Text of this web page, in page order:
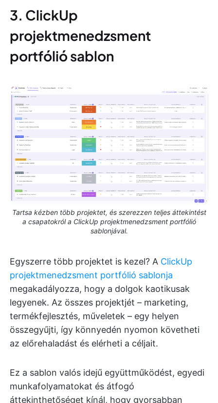
3. ClickUp
projektmenedzsment
portfólió sablon
Tartsa kézben több projektet, és szerezzen teljes áttekintést
a csapatokról a ClickUp projektmenedzsment portfólió
sablonjával.
Egyszerre több projektet is kezel? A ClickUp
projektmenedzsment portfólió sablonja
megakadályozza, hogy a dolgok kaotikusak
legyenek. Az összes projektjét – marketing,
termékfejlesztés, műveletek – egy helyen
összegyűjti, így könnyedén nyomon követheti
az előrehaladást és elérheti a céljait.
Ez a sablon valós idejű együttműködést, egyedi
munkafolyamatokat és átfogó
áttekinthetőséget kínál, hogy gyorsabban